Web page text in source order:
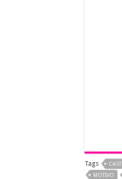
Tags CAST
MOTIVO